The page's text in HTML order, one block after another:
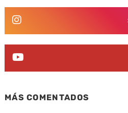
MÁS COMENTADOS